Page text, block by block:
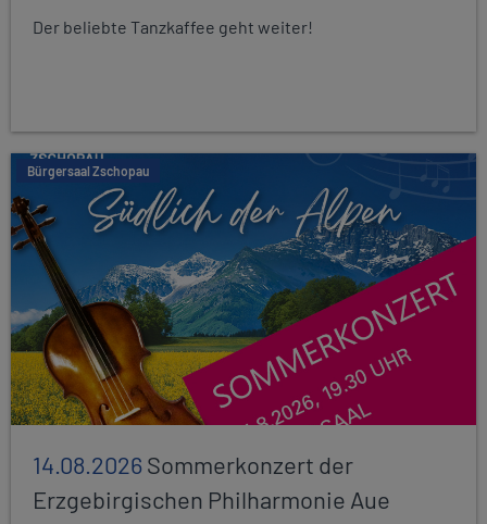
Der beliebte Tanzkaffee geht weiter!
Bürgersaal Zschopau
14.08.2026Sommerkonzert der
Erzgebirgischen Philharmonie Aue